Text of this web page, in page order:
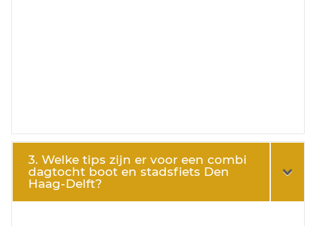
3. Welke tips zijn er voor een combi
dagtocht boot en stadsfiets Den
Haag-Delft?